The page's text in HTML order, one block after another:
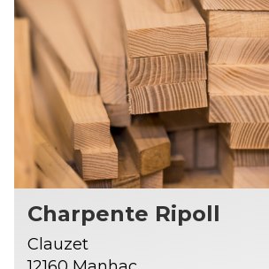
Charpente Ripoll
Clauzet